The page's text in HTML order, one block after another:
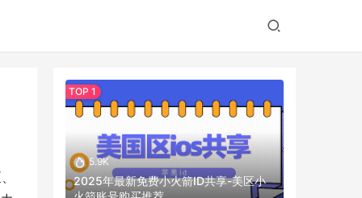
5.9K
2025年最新免费小火箭ID共享-美区小